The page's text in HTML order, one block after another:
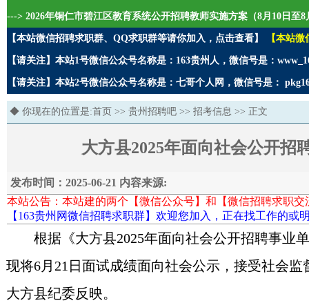
---> 2026年铜仁市碧江区教育系统公开招聘教师实施方案（8月10日至8
【本站微信招聘求职群、QQ求职群等请你加入，点击查看】 【本站
【请关注】本站1号微信公众号名称是：163贵州人，微信号是：
【请关注】本站2号微信公众号名称是：七哥个人网，微信号是：
◆ 你现在的位置是:首页 >> 贵州招聘吧 >> 招考信息 >> 正文
大方县2025年面向社会公开招
发布时间：2025-06-21 内容来源:
本站公告：本站建的两个【微信公众号】和【微信招聘求职
【163贵州网微信招聘求职群】欢迎您加入，正在找工作的
根据《大方县2025年面向社会公开招聘事业
现将6月21日面试成绩面向社会公示，接受社会
大方县纪委反映。